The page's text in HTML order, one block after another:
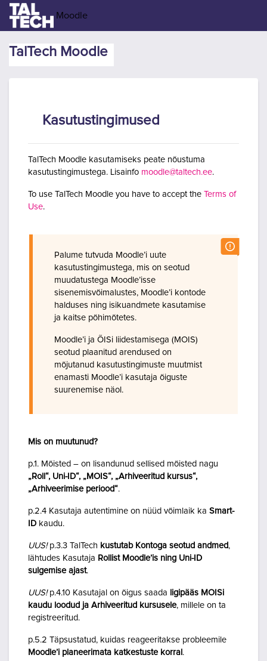
Jäta vahele peasisuni
Moodle
TalTech Moodle
Kasutustingimused
TalTech Moodle kasutamiseks peate nõustuma
kasutustingimustega. Lisainfo moodle@taltech.ee.
To use TalTech Moodle you have to accept the Terms of
Use.
Palume tutvuda Moodle’i uute
kasutustingimustega, mis on seotud
muudatustega Moodle’isse
sisenemisvõimalustes, Moodle’i kontode
halduses ning isikuandmete kasutamise
ja kaitse põhimõtetes.
Moodle’i ja ÕISi liidestamisega (MOIS)
seotud plaanitud arendused on
mõjutanud kasutustingimuste muutmist
enamasti Moodle’i kasutaja õiguste
suurenemise näol.
Mis on muutunud?
p.1. Mõisted – on lisandunud sellised mõisted nagu
„Roll“, Uni-ID“, „MOIS“, „Arhiveeritud kursus“,
„Arhiveerimise periood“.
p.2.4 Kasutaja autentimine on nüüd võimlaik ka Smart-
ID kaudu.
UUS!p.3.3 TalTech kustutab Kontoga seotud andmed,
lähtudes Kasutaja Rollist Moodle’is ning Uni-ID
sulgemise ajast.
UUS!p.4.10 Kasutajal on õigus saada ligipääs MOISi
kaudu loodud ja Arhiveeritud kursusele, millele on ta
registreeritud.
p.5.2 Täpsustatud, kuidas reageeritakse probleemile
Moodle’i planeerimata katkestuste korral .